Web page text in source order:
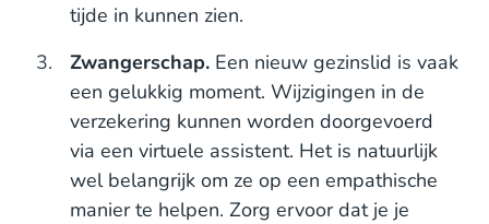
tijde in kunnen zien.
Zwangerschap. Een nieuw gezinslid is vaak
een gelukkig moment. Wijzigingen in de
verzekering kunnen worden doorgevoerd
via een virtuele assistent. Het is natuurlijk
wel belangrijk om ze op een empathische
manier te helpen. Zorg ervoor dat je je